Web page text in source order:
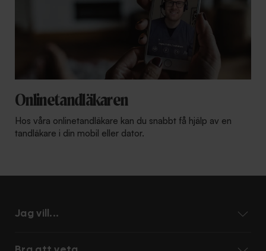
Onlinetandläkaren
Hos våra onlinetandläkare kan du snabbt få hjälp av en
tandläkare i din mobil eller dator.
Jag vill...